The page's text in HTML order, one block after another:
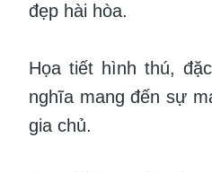
đẹp hài hòa.
Họa tiết hình thú,
nghĩa mang đến sự
gia chủ.